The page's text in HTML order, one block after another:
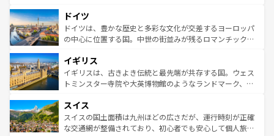
せる。地方によって風土や気候が異なるスペインはその個
性で訪れる人を魅了する。 なお、新着のスペイン情報は コ
ンテンツ一覧を参照してほしい。
で、幅広い魅力が詰まっている。華麗な宮殿、歴史的な大
聖堂、美しいビーチ、そして豊かな自然が、訪れる者を心
から魅了する。また、フランスは美食の国としても知ら
いる。シャンパンの発祥地であるランス、プロヴァンスの
香り高いラベンダー畑など、多彩な楽しみ方が可能だ。さ
らに、パリ以外の地域にも魅力が溢れており、どの街角に
れる地方に足を運ぶとそれぞれで全く異なる文化を体験で
きるだろう。 なお、新着のフランス情報はコンテンツ一覧
を参照してほしい。
ドイツ
ドイツは、豊かな歴史と多彩な文化が交差するヨーロッパ
の中心に位置する国。中世の街並みが残るロマンチック街
顔を持つこの国は、どこを歩いても飽きることがない。ベ
ルリンの文化的活気、バイエルン州のアルプスの絶景、そ
してライン川沿いのワイン畑といった風景は必見。ビール
は、お酒好きな人にはぜひ体験してほしい。 なお、新着の
ドイツ情報はコンテンツ一覧を参照してほしい。
イギリス
イギリスは、古きよき伝統と最先端が共存する国。ウェス
トミンスター寺院や大英博物館のようなランドマーク、歴
リアごとに異なる魅力がある。また、優雅なアフタヌーン
ティー、ビール好きにはたまらない英国パブ、サッカー観
戦など、本場だからこそできる体験も豊富。イギリスを旅
スイス
スイスの国土面積は九州ほどの広さだが、運行時刻が正確
な交通網が整備されており、初心者でも安心して個人旅行